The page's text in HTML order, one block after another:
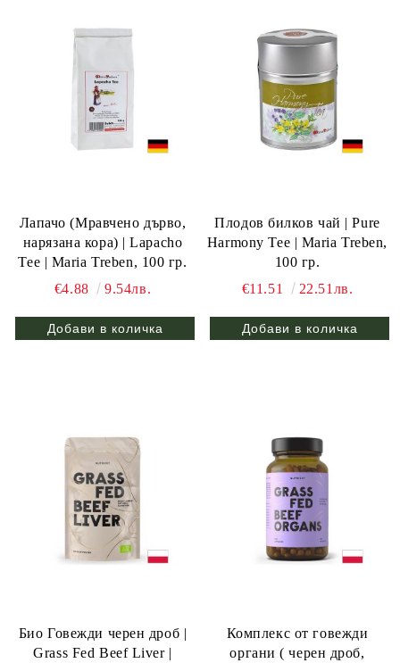
Лапачо (Мравчено дърво,
нарязана кора) | Lapacho
Tee | Maria Treben, 100 гр.
€4.88
9.54лв.
Плодов билков чай | Pure
Harmony Tee | Maria Treben,
100 гр.
€11.51
22.51лв.
Био Говежди черен дроб |
Grass Fed Beef Liver |
Комплекс от говежди
органи ( черен дроб,